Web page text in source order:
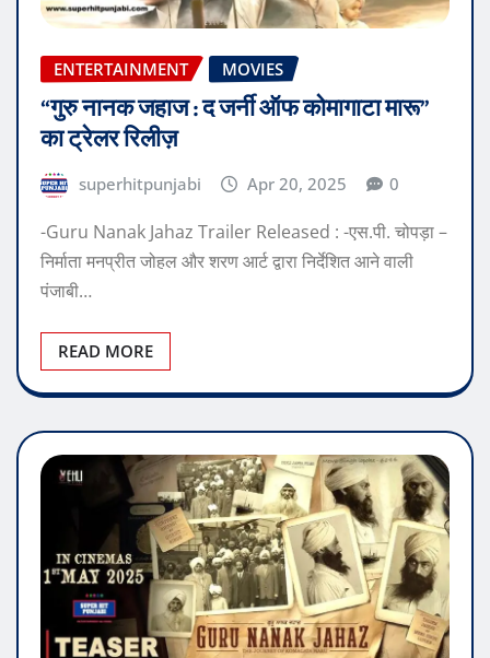
ENTERTAINMENT MOVIES
“गुरु नानक जहाज : द जर्नी ऑफ कोमागाटा मारू”
का ट्रेलर रिलीज़
superhitpunjabi Apr 20, 2025 0
-Guru Nanak Jahaz Trailer Released : -एस.पी. चोपड़ा –
निर्माता मनप्रीत जोहल और शरण आर्ट द्वारा निर्देशित आने वाली
पंजाबी…
READ MORE